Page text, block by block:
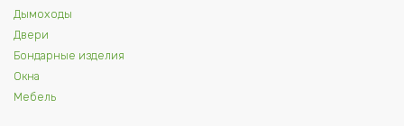
Дымоходы
Двери
Бондарные изделия
Окна
Мебель